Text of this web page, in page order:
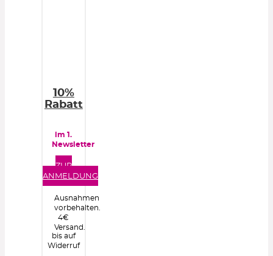
10%
Rabatt
im 1.
Newsletter
ZUR
ANMELDUNG
Ausnahmen
vorbehalten.
4€
Versand.
bis auf
Widerruf